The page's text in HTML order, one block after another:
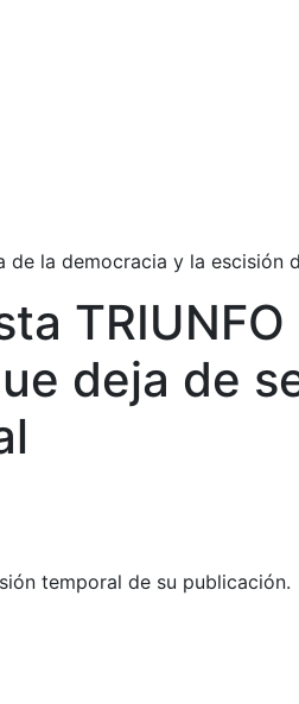
la democracia y la escisión
deja de
temporal de su publicación.